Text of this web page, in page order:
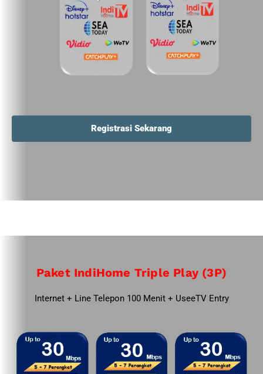
Registrasi Sekarang
Paket IndiHome Triple Play (3P)
Internet + Line Telepon 100 Menit + UseeTV Entry